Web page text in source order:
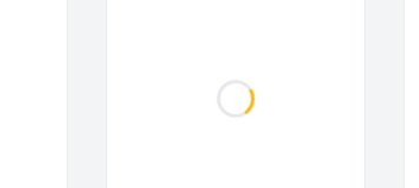
Loading...